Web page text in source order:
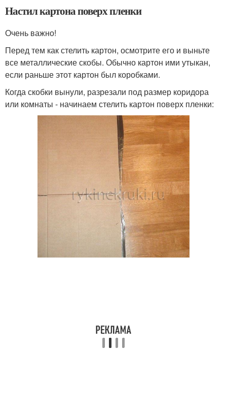
Настил картона поверх пленки
Очень важно!
Перед тем как стелить картон, осмотрите его и выньте
все металлические скобы. Обычно картон ими утыкан,
если раньше этот картон был коробками.
Когда скобки вынули, разрезали под размер коридора
или комнаты - начинаем стелить картон поверх пленки: